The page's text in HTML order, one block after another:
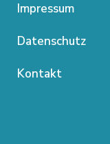
Impressum
Datenschutz
Kontakt